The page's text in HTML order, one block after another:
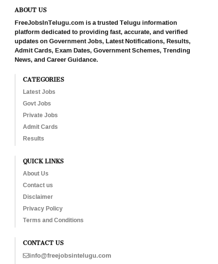
ABOUT US
FreeJobsInTelugu.com is a trusted Telugu information
platform dedicated to providing fast, accurate, and verified
updates on Government Jobs, Latest Notifications, Results,
Admit Cards, Exam Dates, Government Schemes, Trending
News, and Career Guidance.
CATEGORIES
Latest Jobs
Govt Jobs
Private Jobs
Admit Cards
Results
QUICK LINKS
About Us
Contact us
Disclaimer
Privacy Policy
Terms and Conditions
CONTACT US
info@freejobsintelugu.com